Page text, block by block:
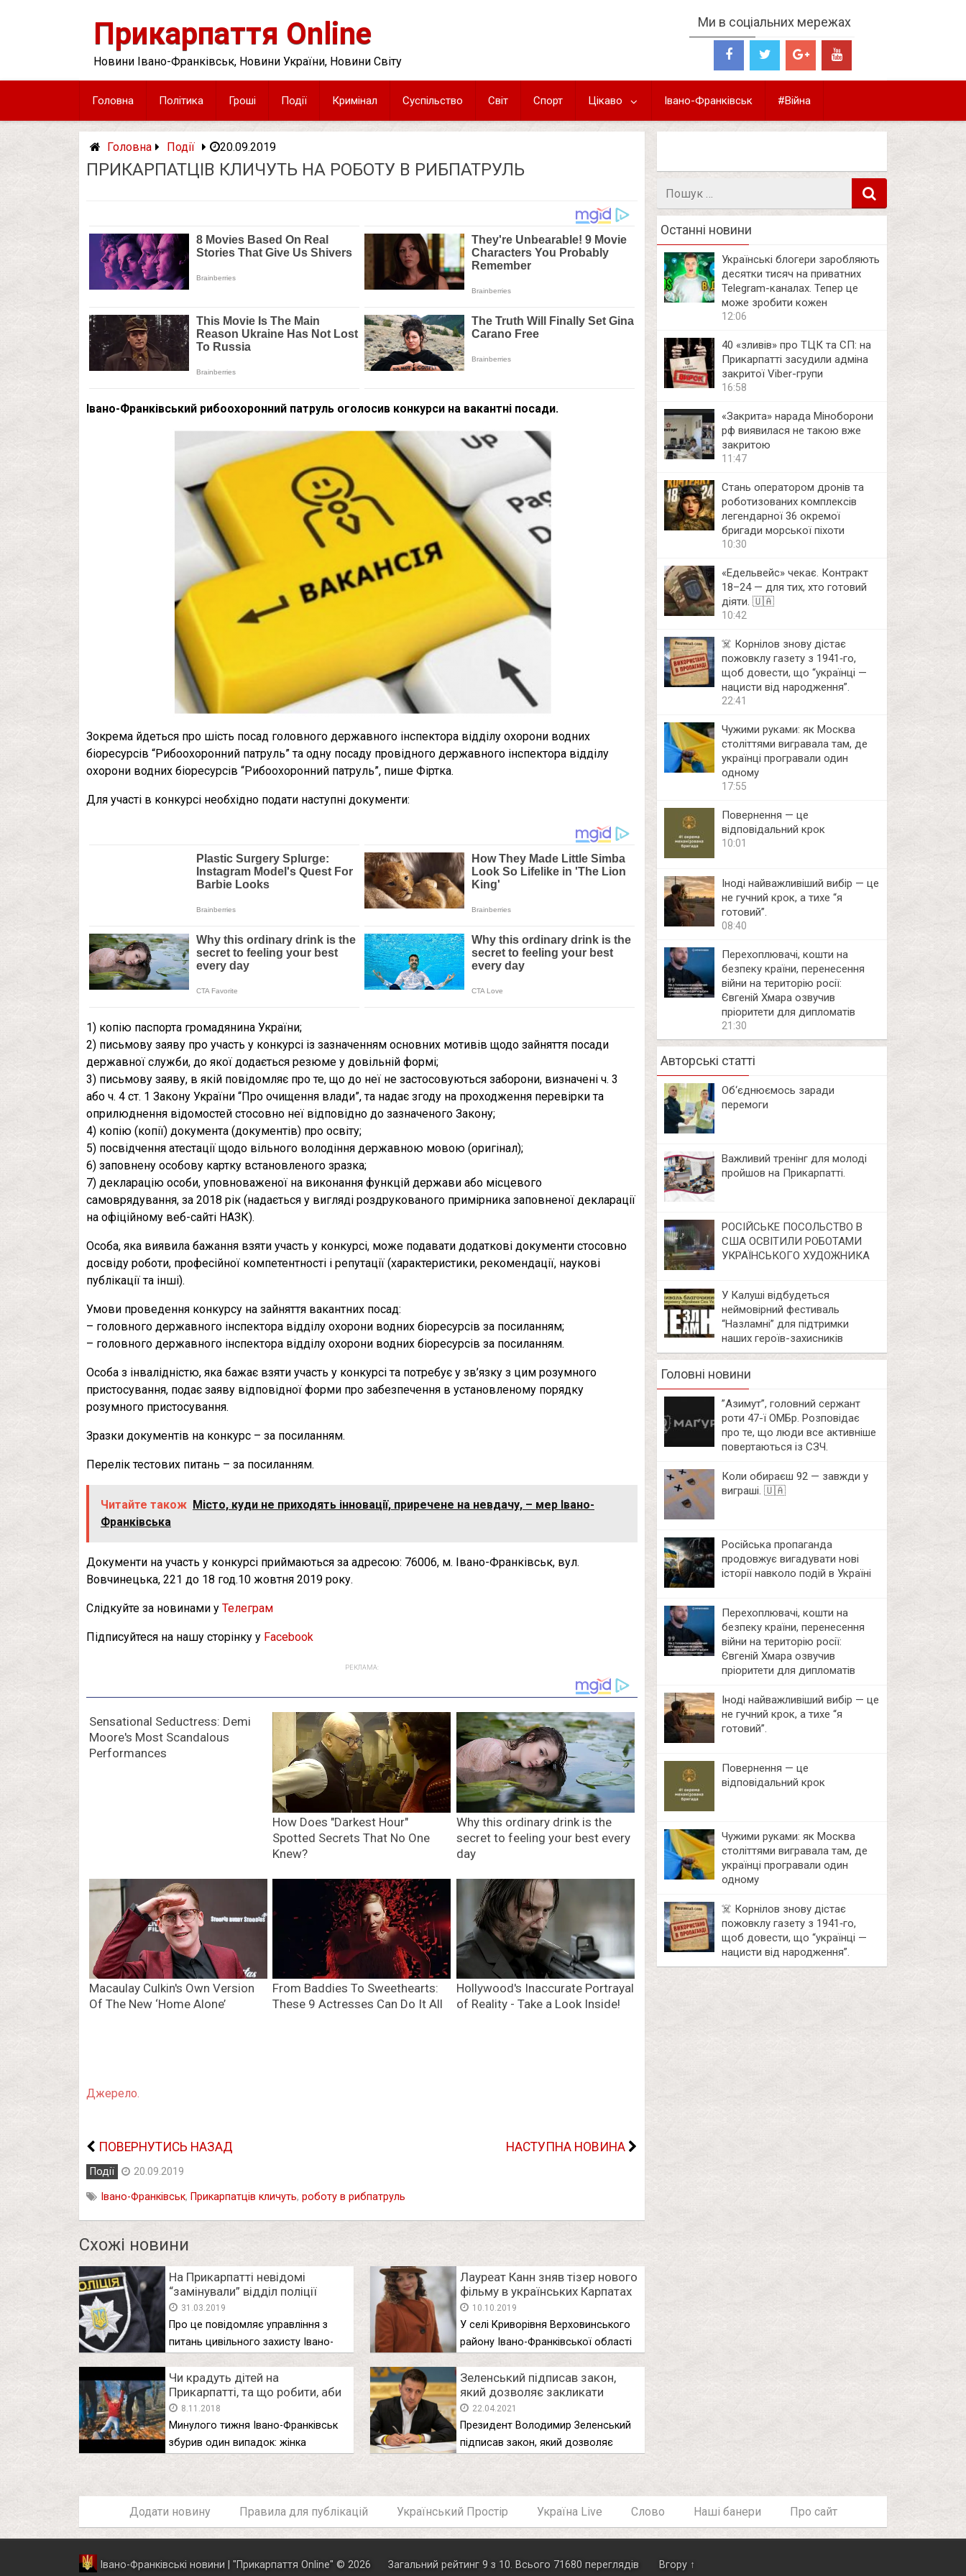
Прикарпаття Online
Новини Івано-Франківськ, Новини України, Новини Світу
Ми в соціальних мережах
Головна Політика Гроші Події Кримінал Суспільство Світ Спорт Цікаво Івано-Франківськ #Війна
Головна Події 20.09.2019
ПРИКАРПАТЦІВ КЛИЧУТЬ НА РОБОТУ В РИБПАТРУЛЬ
Івано-Франківський рибоохоронний патруль оголосив конкурси на вакантні посади.
Зокрема йдеться про шість посад головного державного інспектора відділу охорони водних
біоресурсів “Рибоохоронний патруль” та одну посаду провідного державного інспектора відділу
охорони водних біоресурсів “Рибоохоронний патруль”, пише Фіртка.
Для участі в конкурсі необхідно подати наступні документи:
1) копію паспорта громадянина України;
2) письмову заяву про участь у конкурсі із зазначенням основних мотивів щодо зайняття посади
державної служби, до якої додається резюме у довільній формі;
3) письмову заяву, в якій повідомляє про те, що до неї не застосовуються заборони, визначені ч. 3
або ч. 4 ст. 1 Закону України “Про очищення влади”, та надає згоду на проходження перевірки та
оприлюднення відомостей стосовно неї відповідно до зазначеного Закону;
4) копію (копії) документа (документів) про освіту;
5) посвідчення атестації щодо вільного володіння державною мовою (оригінал);
6) заповнену особову картку встановленого зразка;
7) декларацію особи, уповноваженої на виконання функцій держави або місцевого
самоврядування, за 2018 рік (надається у вигляді роздрукованого примірника заповненої декларації
на офіційному веб-сайті НАЗК).
Особа, яка виявила бажання взяти участь у конкурсі, може подавати додаткові документи стосовно
досвіду роботи, професійної компетентності і репутації (характеристики, рекомендації, наукові
публікації та інші).
Умови проведення конкурсу на зайняття вакантних посад:
– головного державного інспектора відділу охорони водних біоресурсів за посиланням;
– головного державного інспектора відділу охорони водних біоресурсів за посиланням.
Особа з інвалідністю, яка бажає взяти участь у конкурсі та потребує у зв’язку з цим розумного
пристосування, подає заяву відповідної форми про забезпечення в установленому порядку
розумного пристосування.
Зразки документів на конкурс – за посиланням.
Перелік тестових питань – за посиланням.
Читайте також Місто, куди не приходять інновації, приречене на невдачу, – мер Івано-
Франківська
Документи на участь у конкурсі приймаються за адресою: 76006, м. Івано-Франківськ, вул.
Вовчинецька, 221 до 18 год.10 жовтня 2019 року.
Слідкуйте за новинами у Телеграм
Підписуйтеся на нашу сторінку у Facebook
РЕКЛАМА:
Джерело.
ПОВЕРНУТИСЬ НАЗАД НАСТУПНА НОВИНА
Події 20.09.2019
Івано-Франківськ, Прикарпатців кличуть, роботу в рибпатруль
Схожі новини
На Прикарпатті невідомі
“замінували” відділ поліції
31.03.2019
Про це повідомляє управління з
питань цивільного захисту Івано-
облдержадміністрації. …
Лауреат Канн зняв тізер нового
фільму в українських Карпатах
10.10.2019
У селі Криворівня Верховинського
району Івано-Франківської області
Чи крадуть дітей на
Прикарпатті, та що робити, аби
цього не сталося
8.11.2018
Минулого тижня Івано-Франківськ
збурив один випадок: жінка
Зеленський підписав закон,
який дозволяє закликати
резервістів без мобілізації
22.04.2021
Президент Володимир Зеленський
підписав закон, який дозволяє
Останні новини
Українські блогери заробляють
десятки тисяч на приватних
Telegram-каналах. Тепер це
може зробити кожен
12:06
40 «зливів» про ТЦК та СП: на
Прикарпатті засудили адміна
закритої Viber-групи
16:58
«Закрита» нарада Міноборони
рф виявилася не такою вже
закритою
11:47
Стань оператором дронів та
роботизованих комплексів
легендарної 36 окремої
бригади морської піхоти
10:30
«Едельвейс» чекає. Контракт
18–24 — для тих, хто готовий
діяти. 🇺🇦
10:42
☠️ Корнілов знову дістає
пожовклу газету з 1941‑го,
щоб довести, що “українці —
нацисти від народження”.
22:41
Чужими руками: як Москва
століттями вигравала там, де
українці програвали один
одному
17:55
Повернення — це
відповідальний крок
10:01
Іноді найважливіший вибір — це
не гучний крок, а тихе “я
готовий”.
08:40
Перехоплювачі, кошти на
безпеку країни, перенесення
війни на територію росії:
Євгеній Хмара озвучив
пріоритети для дипломатів
21:30
Авторські статті
Об‘єднюємось заради
перемоги
Важливий тренінг для молоді
пройшов на Прикарпатті.
РОСІЙСЬКЕ ПОСОЛЬСТВО В
США ОСВІТИЛИ РОБОТАМИ
УКРАЇНСЬКОГО ХУДОЖНИКА
У Калуші відбудеться
неймовірний фестиваль
“Назламні” для підтримки
наших героїв-захисників
Головні новини
⁨”Азимут”, головний сержант
роти 47-ї ОМБр. Розповідає
про те, що люди все активніше
повертаються із СЗЧ.
Коли обираєш 92 — завжди у
виграші. 🇺🇦
Російська пропаганда
продовжує вигадувати нові
історії навколо подій в Україні
Перехоплювачі, кошти на
безпеку країни, перенесення
війни на територію росії:
Євгеній Хмара озвучив
пріоритети для дипломатів
Іноді найважливіший вибір — це
не гучний крок, а тихе “я
готовий”.
Повернення — це
відповідальний крок
Чужими руками: як Москва
століттями вигравала там, де
українці програвали один
одному
☠️ Корнілов знову дістає
пожовклу газету з 1941‑го,
щоб довести, що “українці —
нацисти від народження”.
Додати новину Правила для публікацій Український Простір Україна Live Слово Наші банери Про сайт
Івано-Франківські новини | "Прикарпаття Online" © 2026 Загальний рейтинг 9 з 10. Всього 71680 переглядів Вгору ↑